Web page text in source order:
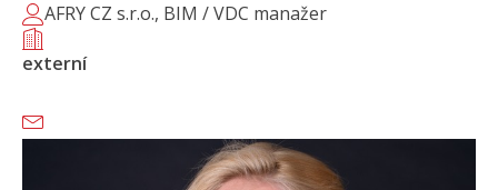
AFRY CZ s.r.o., BIM / VDC manažer
externí